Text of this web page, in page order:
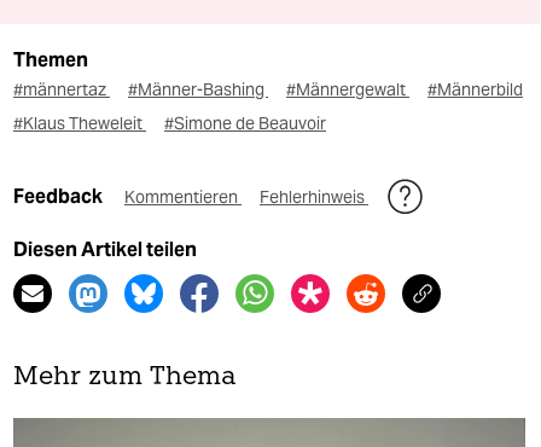
Themen
#männertaz #Männer-Bashing #Männergewalt
#Männerbild
#Klaus Theweleit
#Simone de Beauvoir
Feedback Kommentieren Fehlerhinweis
Diesen Artikel teilen
Mehr zum Thema